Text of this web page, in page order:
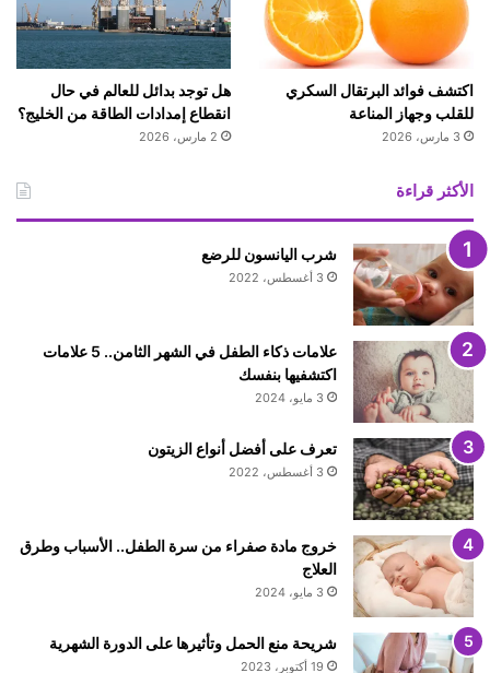
اكتشف فوائد البرتقال السكري
للقلب وجهاز المناعة
3 مارس، 2026
هل توجد بدائل للعالم في حال
انقطاع إمدادات الطاقة من الخليج؟
2 مارس، 2026
الأكثر قراءة
شرب اليانسون للرضع
3 أغسطس، 2022
علامات ذكاء الطفل في الشهر الثامن.. 5 علامات
اكتشفيها بنفسك
3 مايو، 2024
تعرف على أفضل أنواع الزيتون
3 أغسطس، 2022
خروج مادة صفراء من سرة الطفل.. الأسباب وطرق
العلاج
3 مايو، 2024
شريحة منع الحمل وتأثيرها على الدورة الشهرية
19 أكتوبر، 2023